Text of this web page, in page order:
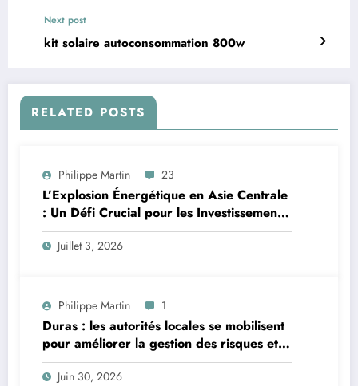
Next post
kit solaire autoconsommation 800w
RELATED POSTS
Philippe Martin 23
L’Explosion Énergétique en Asie Centrale
: Un Défi Crucial pour les Investissements
Globaux
Juillet 3, 2026
Philippe Martin 1
Duras : les autorités locales se mobilisent
pour améliorer la gestion des risques et
moderniser les infrastructures
Juin 30, 2026